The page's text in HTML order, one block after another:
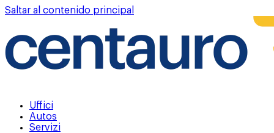
Saltar al contenido principal
Uffici
Autos
Servizi